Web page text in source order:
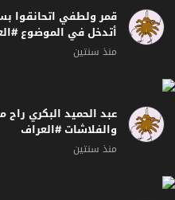
قمر ولطفي اتحانقوا
أتدخل في الموضوع
منذ سنتين
عبد الحميد البكري
والفلاشات #العراف
منذ سنتين